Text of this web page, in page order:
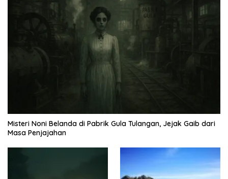
Misteri Noni Belanda di Pabrik Gula Tulangan, Jejak Gaib dari
Masa Penjajahan